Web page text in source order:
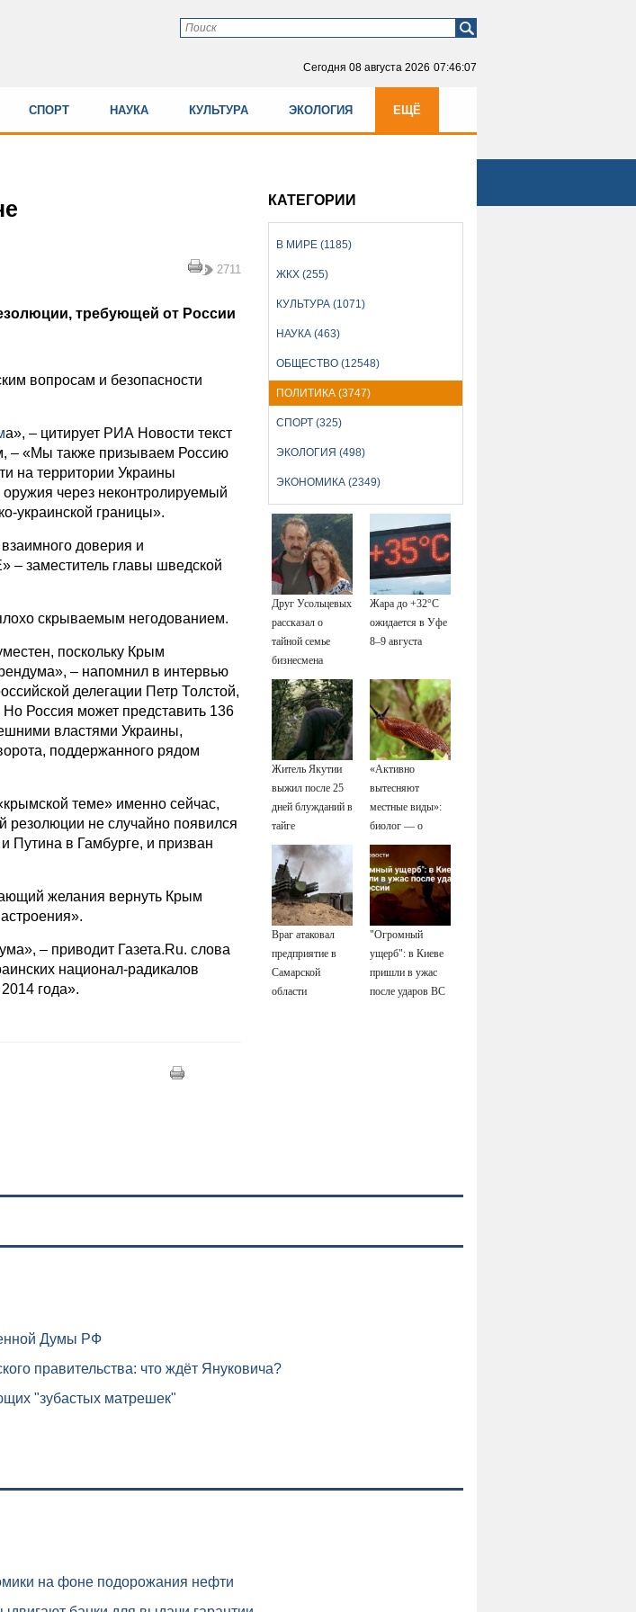
Сегодня 08 августа 2026 07:46:08
СПОРТ НАУКА КУЛЬТУРА ЭКОЛОГИЯ ЕЩЁ
2711
требующей от России
вопросам и безопасности
а», – цитирует РИА Новости текст
– «Мы также призываем Россию
на территории Украины
через неконтролируемый
украинской границы».
доверия и
– заместитель главы шведской
скрываемым негодованием.
поскольку Крым
– напомнил в интервью
делегации Петр Толстой,
Россия может представить 136
властями Украины,
поддержанного рядом
теме» именно сейчас,
резолюции не случайно появился
Путина в Гамбурге, и призван
желания вернуть Крым
– приводит Газета.Ru. слова
национал-радикалов
года».
КАТЕГОРИИ
В МИРЕ (1185)
ЖКХ (255)
КУЛЬТУРА (1071)
НАУКА (463)
ОБЩЕСТВО (12548)
ПОЛИТИКА (3747)
СПОРТ (325)
ЭКОЛОГИЯ (498)
ЭКОНОМИКА (2349)
Друг Усольцевых
рассказал о
тайной семье
бизнесмена
Жара до +32°C
ожидается в Уфе
8–9 августа
Житель Якутии
выжил после 25
дней блужданий в
тайге
«Активно
вытесняют
местные виды»:
биолог — о
распространении
испанских
слизней и
эффективных
способах борьбы
с ними
Враг атаковал
предприятие в
Самарской
области
"Огромный
ущерб": в Киеве
пришли в ужас
после ударов ВС
Думы РФ
правительства: что ждёт Януковича?
"зубастых матрешек"
на фоне подорожания нефти